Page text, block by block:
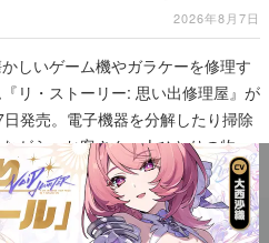
チかませるロマンある作品2026年8月7日
しいゲーム機やガラケーを修理す
リ・ストーリー: 思い出修理屋』が
発売。電子機器を分解したり掃除
ながら、お客さん一人ひとりの物語
る
2026年8月7日